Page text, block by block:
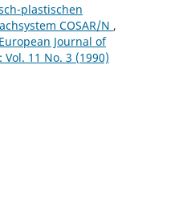
plastischen
COSAR/N ,
Journal of
11 No. 3 (1990)